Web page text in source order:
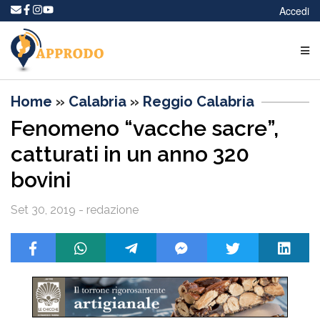
Accedi
Home » Calabria » Reggio Calabria
Fenomeno “vacche sacre”,
catturati in un anno 320
bovini
Set 30, 2019 - redazione